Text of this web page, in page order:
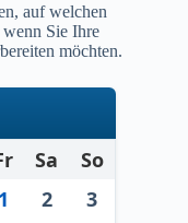
auf welchen
Sie Ihre
möchten.
Sa
So
1 2
3